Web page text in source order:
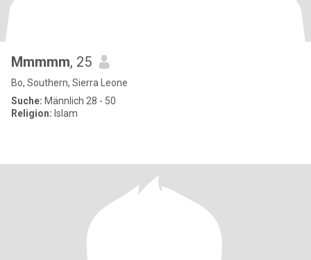
Mmmmm, 25
Bo, Southern, Sierra Leone
Suche: Männlich 28 - 50
Religion: Islam